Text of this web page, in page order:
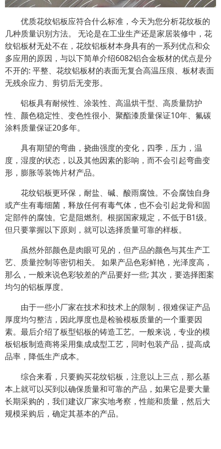
优质花纹铝板应符合什么标准，今天为您分析花纹板的
几种质量识别方法。 无论是在工业生产还是家居装修中，花
纹铝板材无处不在，花纹铝板材本身具有的一系列优点和众
多应用的原因，与以下简单介绍6082铝合金板材的优点是分
不开的: 平整、花纹铝板材的表面无复合高温压痕、板材表面
无残余应力、剪切后无变形。
铝板具有耐候性、涂装性、高温烘干型、高质量防护
性、颜色稳定性、变色性很小、聚酯漆质量保证10年、氟碳
涂料质量保证20多年。
具有期望的弯曲，挠曲强度的变化，四季，压力，温
度，湿度的状态，以及其他因素的影响，而不会引起弯曲变
形，膨胀等装饰片材产品。
花纹铝板更环保，耐盐、碱、酸雨腐蚀。不会腐蚀自身
或产生有毒细菌，释放任何有毒气体，也不会引起龙骨和固
定部件的腐蚀。它是阻燃剂。根据国家规定，不低于B1级。
但只要掌握以下原则，就可以选择质量可靠的样板。
虽然外部颜色是肉眼可见的，但产品的颜色与其生产工
艺、质量控制等密切相关。 如果产品色彩鲜艳，光泽度高，
那么，一般来说色彩较差的产品要好一些; 其次，要选择图案
均匀的铝板厚度。
由于一些小厂家在技术和技术上的限制，很难保证产品
厚度均匀整洁，因此厚度也是检验模板质量的一个重要因
素。最后介绍了板型铝板的铸造工艺。一般来说，专业的模
板铝板制造商将采用集成成型工艺，同时包装产品，提高成
品率，降低生产成本。
综合来看，只要购买花纹铝板，注意以上三点，那么基
本上就可以买到以确保质量和可靠的产品，如果它是要大量
长期采购的，我们建议厂家实地考察，性能和质量，然后大
规模采购后，确定其基本的产品。